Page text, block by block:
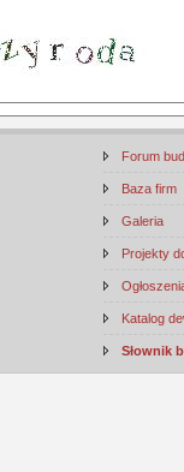
Forum
Baza firm
Galeria
Projekty
Katalog
Słownik